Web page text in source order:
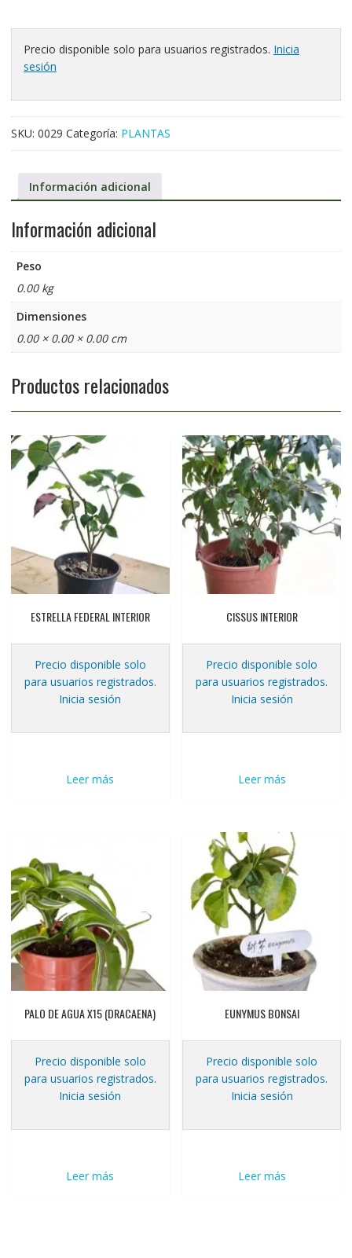
Precio disponible solo para usuarios registrados. Inicia
sesión
SKU: 0029 Categoría: PLANTAS
Información adicional
Información adicional
Peso
0.00 kg
Dimensiones
0.00 × 0.00 × 0.00 cm
Productos relacionados
ESTRELLA FEDERAL INTERIOR
Precio disponible solo
para usuarios registrados.
Inicia sesión
Leer más
CISSUS INTERIOR
Precio disponible solo
para usuarios registrados.
Inicia sesión
Leer más
PALO DE AGUA X15 (DRACAENA)
Precio disponible solo
para usuarios registrados.
Inicia sesión
Leer más
EUNYMUS BONSAI
Precio disponible solo
para usuarios registrados.
Inicia sesión
Leer más